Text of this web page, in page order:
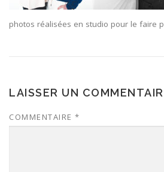
photos réalisées en studio pour le faire
LAISSER UN
COMMENTAIRE *